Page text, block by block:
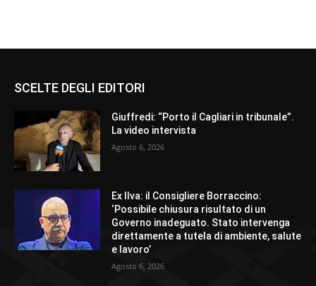
SCELTE DEGLI EDITORI
Giuffredi: “Porto il Cagliari in tribunale”.
La video intervista
Agosto 6, 2026
Ex Ilva: il Consigliere Borraccino:
‘Possibile chiusura risultato di un
Governo inadeguato. Stato intervenga
direttamente a tutela di ambiente, salute
e lavoro’
Agosto 6, 2026